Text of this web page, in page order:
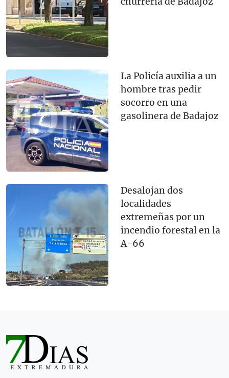
La Policía auxilia a un
hombre tras pedir
socorro en una
gasolinera de Badajoz
Desalojan dos
localidades
extremeñas por un
incendio forestal en la
A-66